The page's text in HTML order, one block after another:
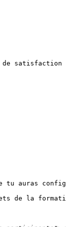
satisfaction
tu auras
de la